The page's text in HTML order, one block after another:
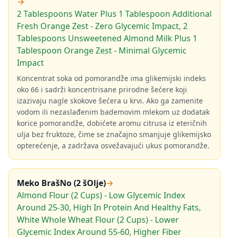
2 Tablespoons Water Plus 1 Tablespoon Additional
Fresh Orange Zest - Zero Glycemic Impact, 2
Tablespoons Unsweetened Almond Milk Plus 1
Tablespoon Orange Zest - Minimal Glycemic
Impact
Koncentrat soka od pomorandže ima glikemijski indeks
oko 66 i sadrži koncentrisane prirodne šećere koji
izazivaju nagle skokove šećera u krvi. Ako ga zamenite
vodom ili nezaslađenim bademovim mlekom uz dodatak
korice pomorandže, dobićete aromu citrusa iz eteričnih
ulja bez fruktoze, čime se značajno smanjuje glikemijsko
opterećenje, a zadržava osvežavajući ukus pomorandže.
Meko BrašNo (2 šOlje)→
Almond Flour (2 Cups) - Low Glycemic Index
Around 25-30, High In Protein And Healthy Fats,
White Whole Wheat Flour (2 Cups) - Lower
Glycemic Index Around 55-60, Higher Fiber